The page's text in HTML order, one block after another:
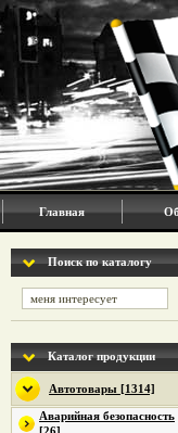
Главная
Поиск по каталогу
Каталог продукции
Автотовары [1314]
Аварийная безопасность